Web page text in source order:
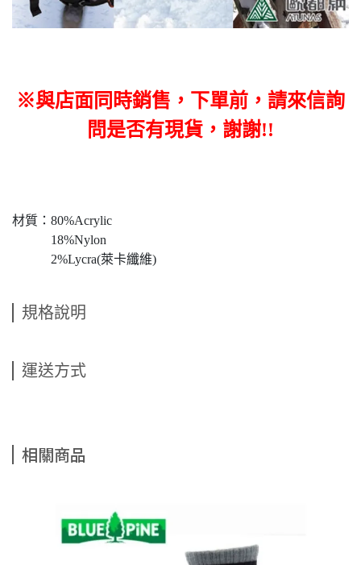
※與店面同時銷售，下單前，請來信詢
問是否有現貨，謝謝!!
材質：80%Acrylic
18%Nylon
2%Lycra(萊卡纖維)
規格說明
運送方式
相關商品